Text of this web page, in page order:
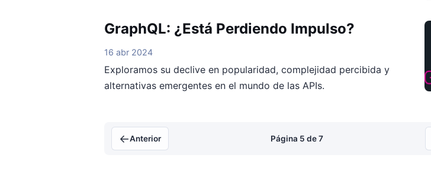
GraphQL: ¿Está Perdiendo Impulso?
16 abr 2024
Exploramos su declive en popularidad, complejidad percibida y
alternativas emergentes en el mundo de las APIs.
←Anterior Página 5 de 7